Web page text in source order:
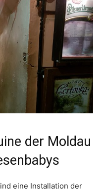
der Moldau
eine Installation der